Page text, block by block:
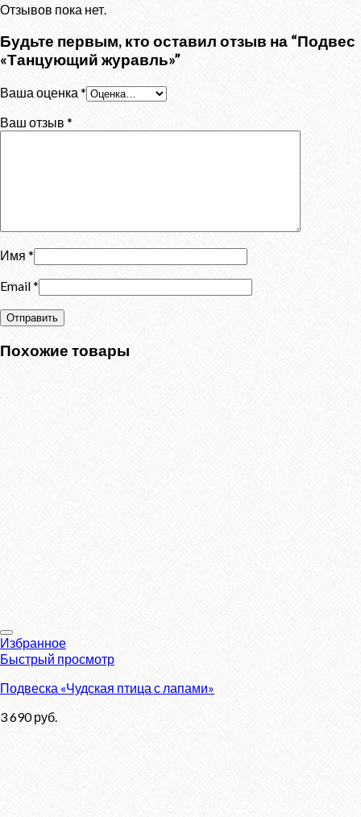
Отзывов пока нет.
Будьте первым, кто оставил отзыв на “Подвес
«Танцующий журавль»”
Ваша оценка *
Ваш отзыв *
Имя *
Email*
Похожие товары
Избранное
Быстрый просмотр
Подвеска «Чудская птица с лапами»
3 690руб.